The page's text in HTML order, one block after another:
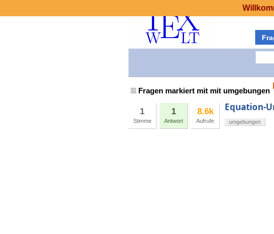
Fragen markiert mit mit umgebungen
1
Stimme
1
Antwort
8.6k
Aufrufe
Equation-
umgebungen